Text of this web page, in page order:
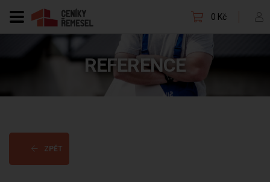
0 Kč
REFERENCE
ZPĚT